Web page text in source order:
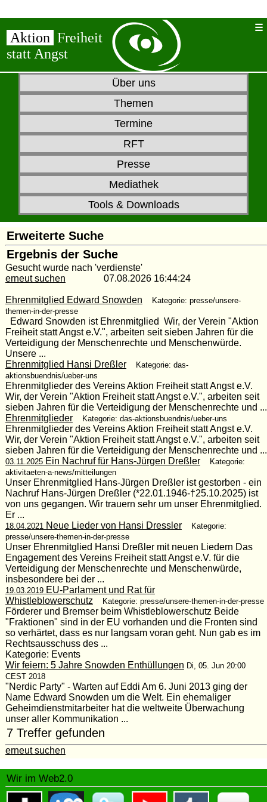
Aktion Freiheit
statt Angst
Über uns
Themen
Termine
RFT
Presse
Mediathek
Tools & Downloads
Erweiterte Suche
Ergebnis der Suche
Gesucht wurde nach 'verdienste'
erneut suchen 07.08.2026 16:44:24
Ehrenmitglied Edward Snowden
Kategorie: presse/unsere-
themen-in-der-presse
Edward Snowden ist Ehrenmitglied Wir, der Verein "Aktion
Freiheit statt Angst e.V.", arbeiten seit sieben Jahren für die
Verteidigung der Menschenrechte und Menschenwürde.
Unsere ...
Ehrenmitglied Hansi Dreßler
Kategorie: das-
aktionsbuendnis/ueber-uns
Ehrenmitglieder des Vereins Aktion Freiheit statt Angst e.V.
Wir, der Verein "Aktion Freiheit statt Angst e.V.", arbeiten seit
sieben Jahren für die Verteidigung der Menschenrechte und ...
Ehrenmitglieder
Kategorie: das-aktionsbuendnis/ueber-uns
Ehrenmitglieder des Vereins Aktion Freiheit statt Angst e.V.
Wir, der Verein "Aktion Freiheit statt Angst e.V.", arbeiten seit
sieben Jahren für die Verteidigung der Menschenrechte und ...
03.11.2025Ein Nachruf für Hans-Jürgen Dreßler
Kategorie:
aktivitaeten-a-news/mitteilungen
Unser Ehrenmitglied Hans-Jürgen Dreßler ist gestorben - ein
Nachruf Hans-Jürgen Dreßler (*22.01.1946-†25.10.2025) ist
von uns gegangen. Wir trauern sehr um unser Ehrenmitglied.
Er ...
18.04.2021 Neue Lieder von Hansi Dressler
Kategorie:
presse/unsere-themen-in-der-presse
Unser Ehrenmitglied Hansi Dreßler mit neuen Liedern Das
Engagement des Vereins Freiheit statt Angst e.V. für die
Verteidigung der Menschenrechte und Menschenwürde,
insbesondere bei der ...
19.03.2019EU-Parlament und Rat für
Whistleblowerschutz
Kategorie: presse/unsere-themen-in-der-presse
Förderer und Bremser beim Whistleblowerschutz Beide
"Fraktionen" sind in der EU vorhanden und die Fronten sind
so verhärtet, dass es nur langsam voran geht. Nun gab es im
Rechtsausschuss des ...
Kategorie: Events
Wir feiern: 5 Jahre Snowden Enthüllungen Di, 05. Jun 20:00
CEST 2018
"Nerdic Party" - Warten auf Eddi Am 6. Juni 2013 ging der
Name Edward Snowden um die Welt. Ein ehemaliger
Geheimdienstmitarbeiter hat die weltweite Überwachung
unser aller Kommunikation ...
7 Treffer gefunden
erneut suchen
Wir im Web2.0